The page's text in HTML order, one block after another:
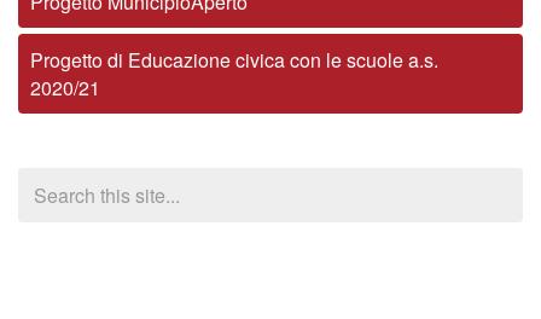
Progetto di Educazione civica con le scuole a.s.
2020/21